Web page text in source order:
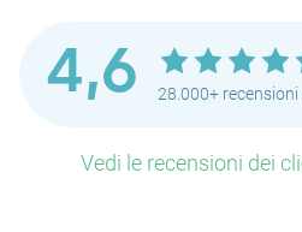
4,6 28.000+
Vedi le recensioni dei